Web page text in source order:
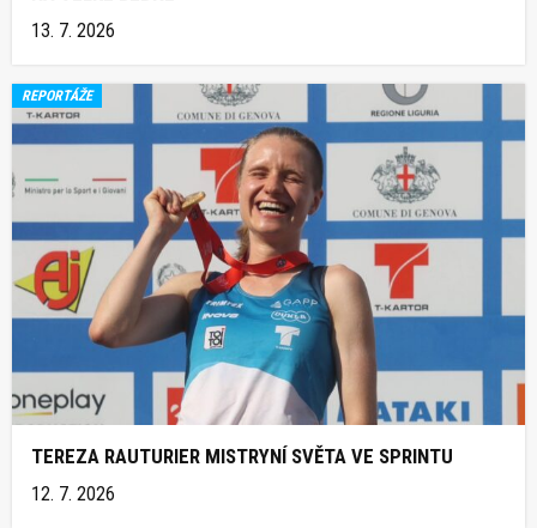
13. 7. 2026
REPORTÁŽE
TEREZA RAUTURIER MISTRYNÍ SVĚTA VE SPRINTU
12. 7. 2026